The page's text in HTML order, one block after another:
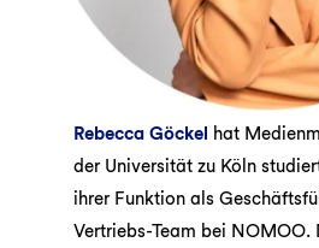
Rebecca Göckel hat
der Universität zu Köln
ihrer Funktion als
Vertriebs-Team bei NOMOO.